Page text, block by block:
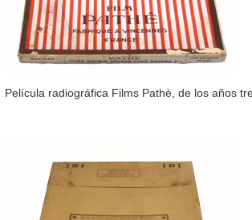
Película radiográfica Films Pathè, de los años